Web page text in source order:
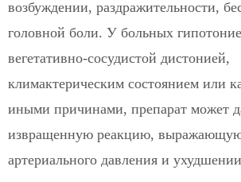
возбуждении, раздражительности,
головной боли. У больных
вегетативно-сосудистой дистонией,
климактерическим состоянием или
иными причинами, препарат может
извращенную реакцию,
артериального давления и